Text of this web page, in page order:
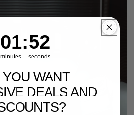
Countdown ends in:
1
01
minutes
: 51
51
seconds
YOU WANT
DEALS AND